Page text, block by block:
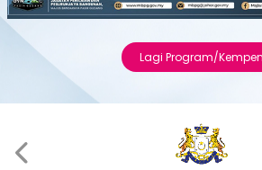
Lagi Program/Kempen